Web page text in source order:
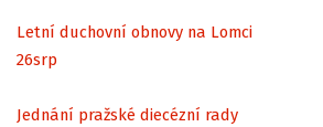
Letní duchovní obnovy na Lomci
26srp
Jednání pražské diecézní rady